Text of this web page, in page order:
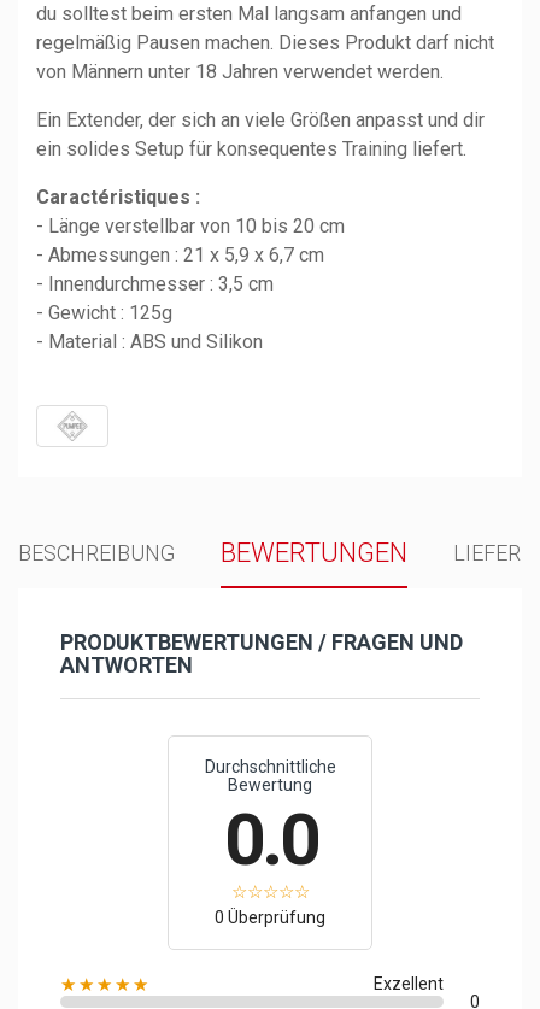
du solltest beim ersten Mal langsam anfangen und
regelmäßig Pausen machen. Dieses Produkt darf nicht
von Männern unter 18 Jahren verwendet werden.
Ein Extender, der sich an viele Größen anpasst und dir
ein solides Setup für konsequentes Training liefert.
Caractéristiques :
- Länge verstellbar von 10 bis 20 cm
- Abmessungen : 21 x 5,9 x 6,7 cm
- Innendurchmesser : 3,5 cm
- Gewicht : 125g
- Material : ABS und Silikon
BESCHREIBUNG BEWERTUNGEN
PRODUKTBEWERTUNGEN / FRAGEN UND
ANTWORTEN
Durchschnittliche
Bewertung
0.0
0 Überprüfung
★★★★★
Exzellent
0